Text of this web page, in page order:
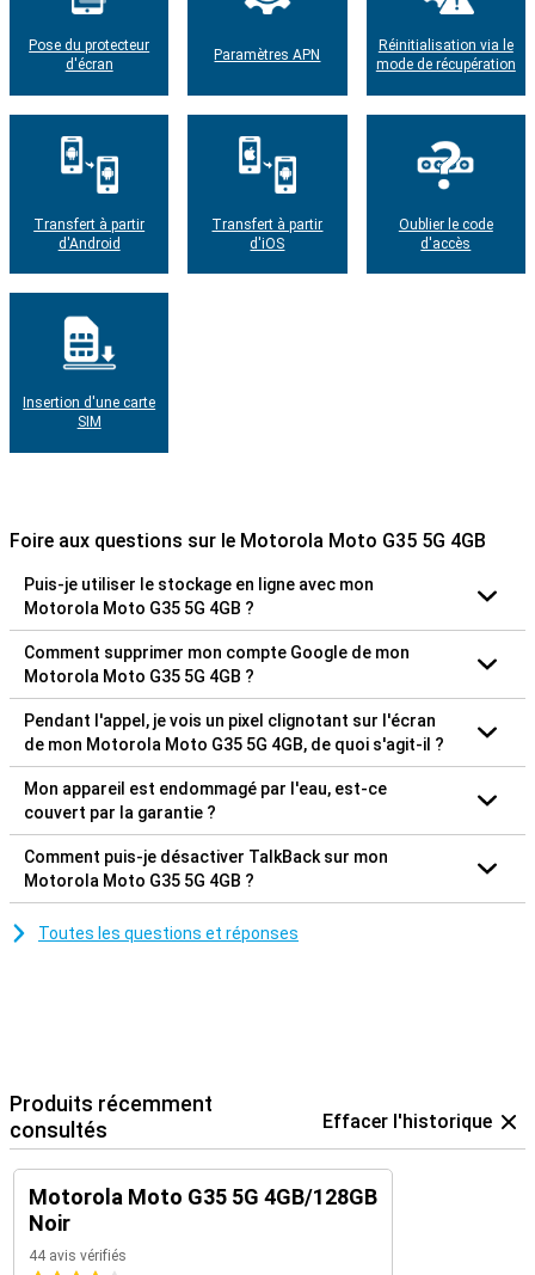
Pose du protecteur
d'écran
Paramètres APN
Réinitialisation via le
mode de récupération
Transfert à partir
d'Android
Transfert à partir
d'iOS
Oublier le code
d'accès
Insertion d'une carte
SIM
Foire aux questions sur le Motorola Moto G35 5G 4GB
Puis-je utiliser le stockage en ligne avec mon
Motorola Moto G35 5G 4GB ?
Comment supprimer mon compte Google de mon
Motorola Moto G35 5G 4GB ?
Pendant l'appel, je vois un pixel clignotant sur l'écran
de mon Motorola Moto G35 5G 4GB, de quoi s'agit-il ?
Mon appareil est endommagé par l'eau, est-ce
couvert par la garantie ?
Comment puis-je désactiver TalkBack sur mon
Motorola Moto G35 5G 4GB ?
Toutes les questions et réponses
Produits récemment
consultés
Effacer l'historique
Motorola Moto G35 5G 4GB/128GB
Noir
44 avis vérifiés